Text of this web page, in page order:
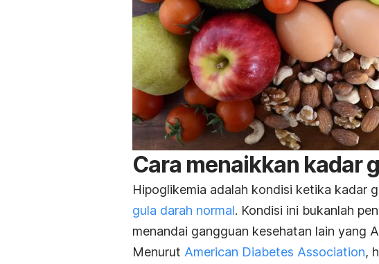
Cara menaikkan kadar
Hipoglikemia adalah kondisi ketika kadar
gula darah normal. Kondisi ini bukanlah
menandai gangguan kesehatan lain yang
Menurut American Diabetes Association,